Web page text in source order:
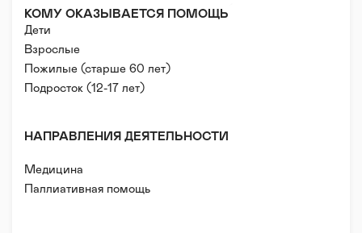
поддерживает семьи с неизлечимо больными
детьми по всей стране: помогает детям
возвращаться домой из реанимации, окружает
заботой родителей, добивается системных
изменений — чтобы дети начинали получать помощь
от государства. Фонд обучает врачей и медсестёр
так, чтобы в конце жизни было не больно, не
одиноко, не стыдно. А значит, не страшно.
КОМУ ОКАЗЫВАЕТСЯ ПОМОЩЬ
Дети
Взрослые
Пожилые (старше 60 лет)
Подросток (12-17 лет)
НАПРАВЛЕНИЯ ДЕЯТЕЛЬНОСТИ
Медицина
Паллиативная помощь